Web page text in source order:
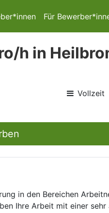
Für
h in
Vollzeit
in den Bereichen
Ihre Arbeit mit einer sehr